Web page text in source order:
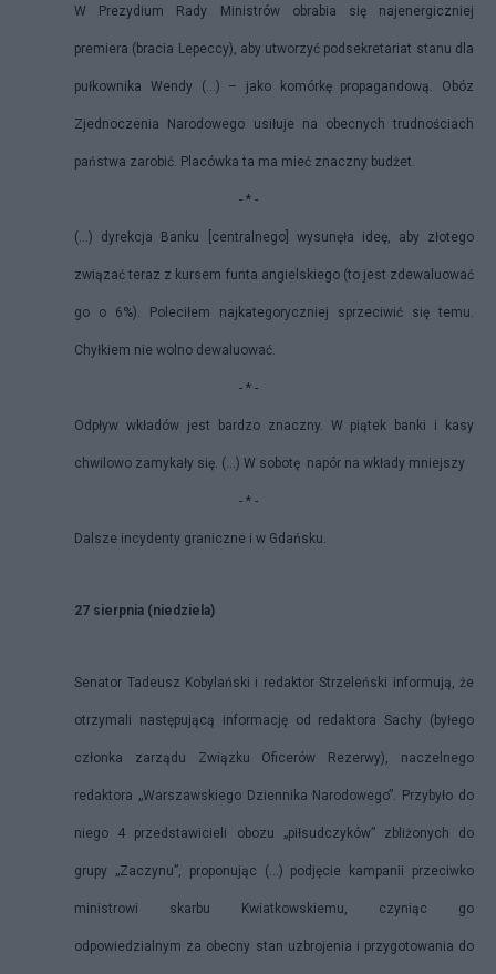
W Prezydium Rady Ministrów obrabia się najenergiczniej
premiera (bracia Lepeccy), aby utworzyć podsekretariat stanu dla
pułkownika Wendy (…) – jako komórkę propagandową. Obóz
Zjednoczenia Narodowego usiłuje na obecnych trudnościach
państwa zarobić. Placówka ta ma mieć znaczny budżet.
- * -
(…) dyrekcja Banku [centralnego] wysunęła ideę, aby złotego
związać teraz z kursem funta angielskiego (to jest zdewaluować
go o 6%). Poleciłem najkategoryczniej sprzeciwić się temu.
Chyłkiem nie wolno dewaluować.
- * -
Odpływ wkładów jest bardzo znaczny. W piątek banki i kasy
chwilowo zamykały się. (…) W sobotę napór na wkłady mniejszy
- * -
Dalsze incydenty graniczne i w Gdańsku.
27 sierpnia (niedziela)
Senator Tadeusz Kobylański i redaktor Strzeleński informują, że
otrzymali następującą informację od redaktora Sachy (byłego
członka zarządu Związku Oficerów Rezerwy), naczelnego
redaktora „Warszawskiego Dziennika Narodowego”. Przybyło do
niego 4 przedstawicieli obozu „piłsudczyków” zbliżonych do
grupy „Zaczynu”, proponując (…) podjęcie kampanii przeciwko
ministrowi skarbu Kwiatkowskiemu, czyniąc go
odpowiedzialnym za obecny stan uzbrojenia i przygotowania do